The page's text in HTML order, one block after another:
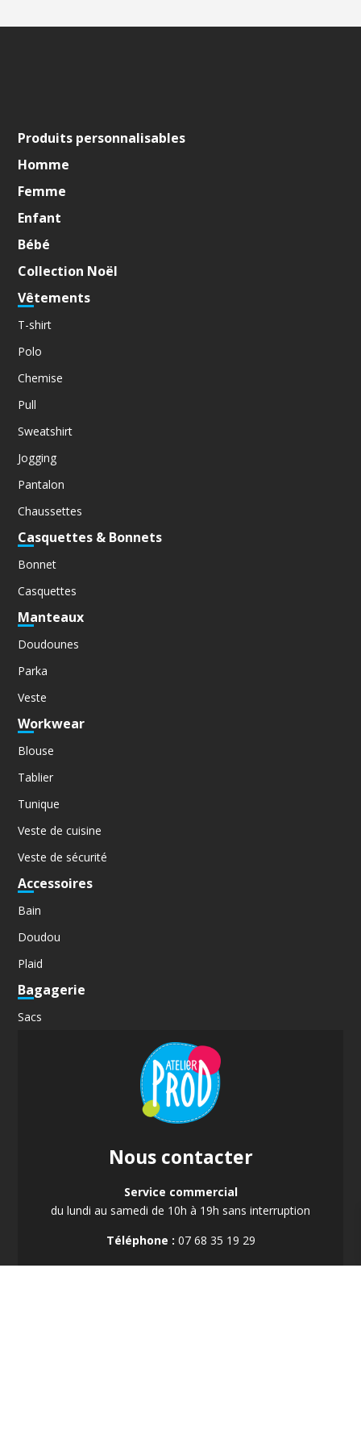
Produits personnalisables
Homme
Femme
Enfant
Bébé
Collection Noël
Vêtements
T-shirt
Polo
Chemise
Pull
Sweatshirt
Jogging
Pantalon
Chaussettes
Casquettes & Bonnets
Bonnet
Casquettes
Manteaux
Doudounes
Parka
Veste
Workwear
Blouse
Tablier
Tunique
Veste de cuisine
Veste de sécurité
Accessoires
Bain
Doudou
Plaid
Bagagerie
Sacs
Nous contacter
Service commercial
du lundi au samedi de 10h à 19h sans interruption
Téléphone : 07 68 35 19 29